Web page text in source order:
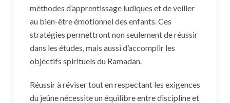
méthodes d’apprentissage ludiques et de veiller
au bien-être émotionnel des enfants. Ces
stratégies permettront non seulement de réussir
dans les études, mais aussi d’accomplir les
objectifs spirituels du Ramadan.
Réussir à réviser tout en respectant les exigences
du jeûne nécessite un équilibre entre discipline et